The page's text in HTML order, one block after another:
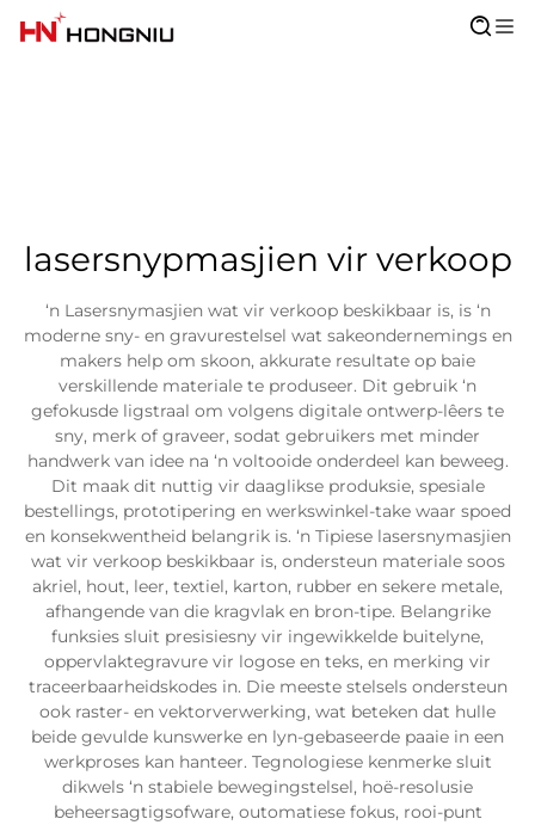
lasersnypmasjien vir verkoop
‘n Lasersnymasjien wat vir verkoop beskikbaar is, is ‘n
moderne sny- en gravurestelsel wat sakeondernemings en
makers help om skoon, akkurate resultate op baie
verskillende materiale te produseer. Dit gebruik ‘n
gefokusde ligstraal om volgens digitale ontwerp-lêers te
sny, merk of graveer, sodat gebruikers met minder
handwerk van idee na ‘n voltooide onderdeel kan beweeg.
Dit maak dit nuttig vir daaglikse produksie, spesiale
bestellings, prototipering en werkswinkel-take waar spoed
en konsekwentheid belangrik is. ‘n Tipiese lasersnymasjien
wat vir verkoop beskikbaar is, ondersteun materiale soos
akriel, hout, leer, textiel, karton, rubber en sekere metale,
afhangende van die kragvlak en bron-tipe. Belangrike
funksies sluit presisiesny vir ingewikkelde buitelyne,
oppervlaktegravure vir logose en teks, en merking vir
traceerbaarheidskodes in. Die meeste stelsels ondersteun
ook raster- en vektorverwerking, wat beteken dat hulle
beide gevulde kunswerke en lyn-gebaseerde paaie in een
werkproses kan hanteer. Tegnologiese kenmerke sluit
dikwels ‘n stabiele bewegingstelsel, hoë-resolusie
beheersagtigsofware, outomatiese fokus, rooi-punt